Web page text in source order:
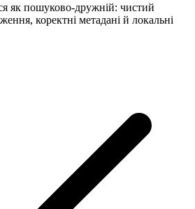
як пошуково-дружній: чистий
коректні метадані й локальні